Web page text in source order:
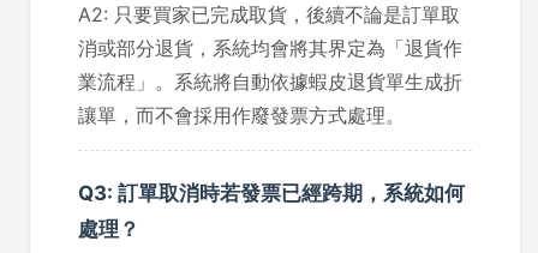
A2: 只要買家已完成取貨，後續不論是訂單取
消或部分退貨，系統均會將其界定為「退貨作
業流程」。系統將自動依據蝦皮退貨單生成折
讓單，而不會採用作廢發票方式處理。
Q3: 訂單取消時若發票已經跨期，系統如何
處理？